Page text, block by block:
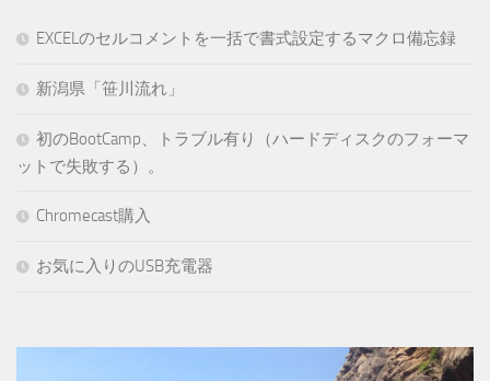
EXCELのセルコメントを一括で書式設定するマクロ備忘録
新潟県「笹川流れ」
初のBootCamp、トラブル有り（ハードディスクのフォーマ
ットで失敗する）。
Chromecast購入
お気に入りのUSB充電器